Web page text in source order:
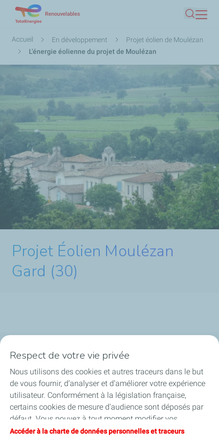
contenu
principal
Renouvelables
Fil
d'Ariane
Accueil En développement
Projet éolien de Moulézan
L'énergie éolienne du projet de Moulézan
Projet Éolien Moulézan
Gard (30)
La société
Nos métiers
Soyez acteurs
Nos projets
Respect de votre vie privée
Nous utilisons des cookies et autres traceurs dans le but
de vous fournir, d’analyser et d’améliorer votre expérience
utilisateur. Conformément à la législation française,
certains cookies de mesure d'audience sont déposés par
défaut. Vous pouvez à tout moment modifier vos
paramètres de cookies en cliquant sur le bouton « Gérer
Accéder à la charte de données personnelles et traceurs